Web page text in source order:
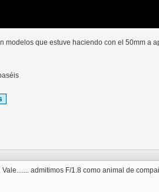
modelos que estuve haciendo con el 50mm a
Vale....... admitimos F/1.8 como animal de